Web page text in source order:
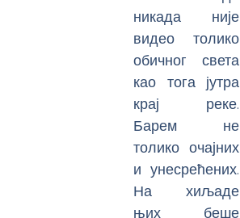
никада није
видео толико
обичног света
као тога јутра
крај реке.
Барем не
толико очајних
и унесрећених.
На хиљаде
њих беше